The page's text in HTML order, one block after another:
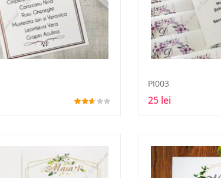
PI003
25 lei